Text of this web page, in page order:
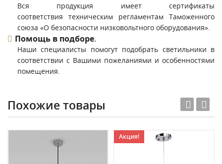
Вся продукция имеет сертификаты
соответствия техническим регламентам Таможенного
союза «О безопасности низковольтного оборудования».
Помощь в подборе.
Наши специалисты помогут подобрать светильники в
соответствии с Вашими пожеланиями и особенностями
помещения.
Похожие товары
Акция!